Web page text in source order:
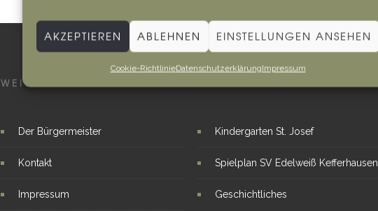
AKZEPTIEREN ABLEHNEN EINSTELLUNGEN ANSEHEN
Cookie-RichtlinieDatenschutzerklärungImpressum
WEITERE LINKS
Der Bürgermeister
Kontakt
Impressum
Kindergarten St. Josef
Spielplan SV Edelweiß Kefferhausen
Geschichtliches